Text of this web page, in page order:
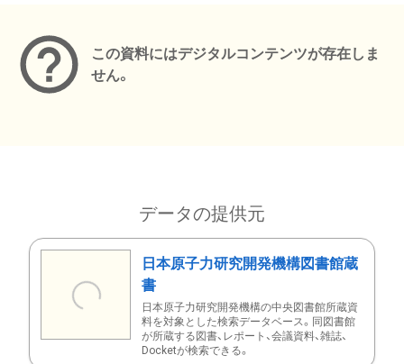
この資料にはデジタルコンテンツが存在しま
せん。
データの提供元
日本原子力研究開発機構図書館蔵
書
日本原子力研究開発機構の中央図書館所蔵資
料を対象とした検索データベース。同図書館
が所蔵する図書、レポート、会議資料、雑誌、
Docketが検索できる。